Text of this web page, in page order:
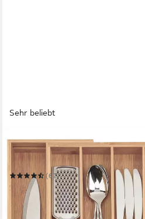
Sehr beliebt
Besteckeinsatz Flexibler
Schubladen- und Besteckorganizer
(62)
19,95 € UVP39,95 €
-50%
in 2-3 Werktagen bei dir